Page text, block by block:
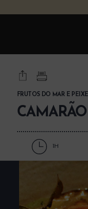
FRUTOS DO MAR E
1H